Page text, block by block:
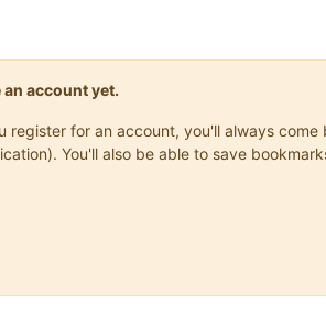
account yet.
for an account, you'll always
You'll also be able to save